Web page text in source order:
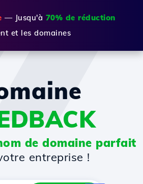
— Jusqu'à 70% de réduction
et les domaines
de domaine parfait
entreprise !